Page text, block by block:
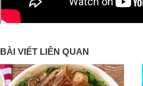
BÀI VIẾT LIÊN QUAN